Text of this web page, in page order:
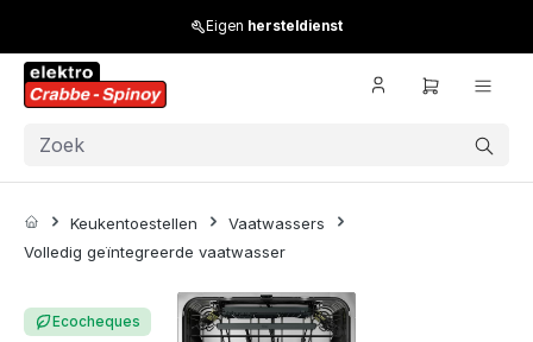
Eigen hersteldienst
Keukentoestellen
Vaatwassers
Volledig geïntegreerde vaatwasser
Skip image gallery
Ecocheques